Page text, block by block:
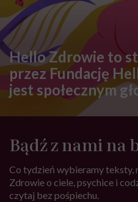
Hello Zdrowie to
przez Fundację
jest społecznym
Bądź z nami na
Co tydzień wybieramy teksty,
Zdrowie o ciele, psychice i
czytaj bez pośpiechu.